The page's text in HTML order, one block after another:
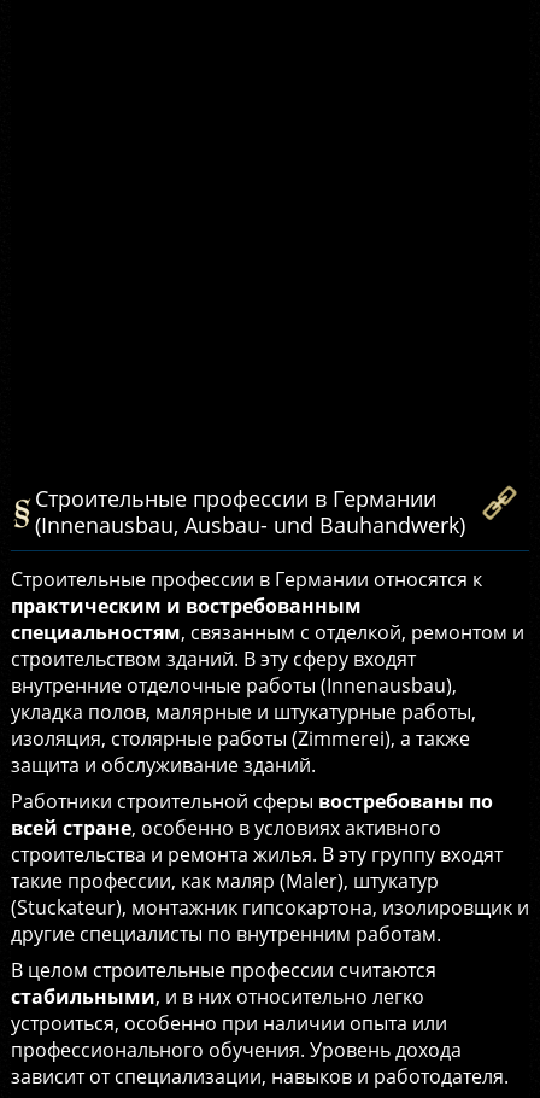
Строительные профессии в Германии
(Innenausbau, Ausbau- und Bauhandwerk)
Строительные профессии в Германии относятся к
практическим и востребованным
специальностям, связанным с отделкой, ремонтом и
строительством зданий. В эту сферу входят
внутренние отделочные работы (Innenausbau),
укладка полов, малярные и штукатурные работы,
изоляция, столярные работы (Zimmerei), а также
защита и обслуживание зданий.
Работники строительной сферы востребованы по
всей стране, особенно в условиях активного
строительства и ремонта жилья. В эту группу входят
такие профессии, как маляр (Maler), штукатур
(Stuckateur), монтажник гипсокартона, изолировщик и
другие специалисты по внутренним работам.
В целом строительные профессии считаются
стабильными, и в них относительно легко
устроиться, особенно при наличии опыта или
профессионального обучения. Уровень дохода
зависит от специализации, навыков и работодателя.